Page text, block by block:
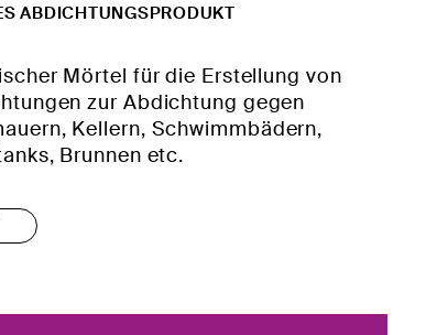
ABDICHTUNGSPRODUKT
Mörtel für die Erstellung von
zur Abdichtung gegen
Kellern, Schwimmbädern,
Brunnen etc.